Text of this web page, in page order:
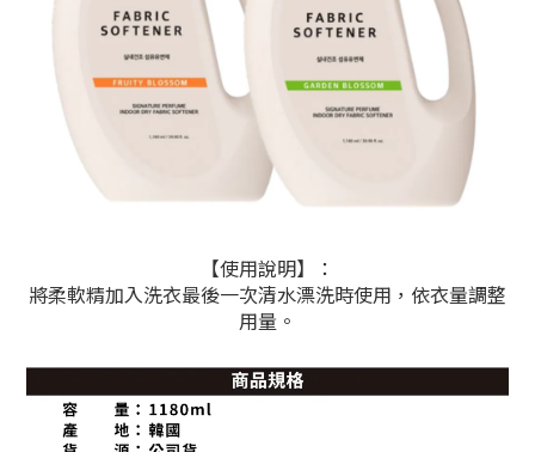
【使用說明】：
將柔軟精加入洗衣最後一次清水漂洗時使用，依衣量調整
用量。